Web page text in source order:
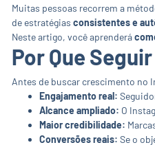
Muitas pessoas recorrem a
de estratégias consistentes e
Neste artigo, você aprenderá
Por Que
Antes de buscar crescimento no
Engajamento real:
Alcance ampliado: O
Maior credibilidade:
Conversões reais: Se o